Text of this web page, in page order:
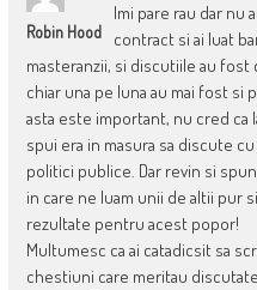
Robin Hood
Imi pare rau dar nu
contract si ai luat
masteranzii, si discutiile au fost
chiar una pe luna au mai fost si
asta este important, nu cred ca
spui era in masura sa discute
politici publice. Dar revin si
in care ne luam unii de altii pur
rezultate pentru acest popor!
Multumesc ca ai catadicsit sa
chestiuni care meritau